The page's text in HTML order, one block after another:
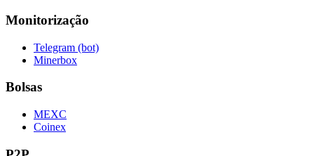
Monitorização
Telegram (bot)
Minerbox
Bolsas
MEXC
Coinex